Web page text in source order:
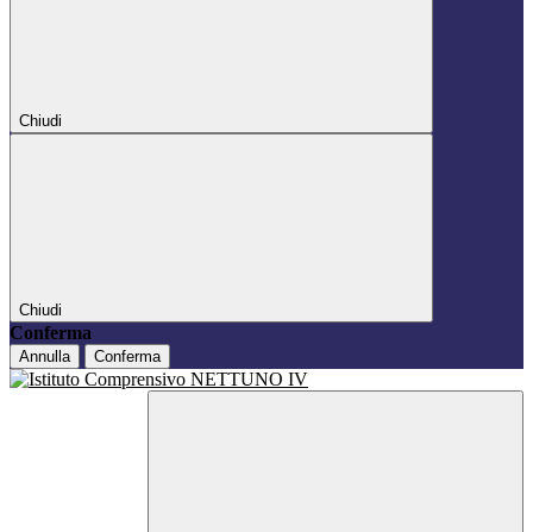
Chiudi
Chiudi
Conferma
Annulla Conferma